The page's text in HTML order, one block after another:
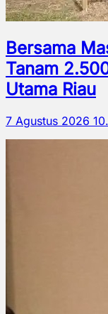
Bersama
Tanam
Utama Riau
7 Agustus 2026